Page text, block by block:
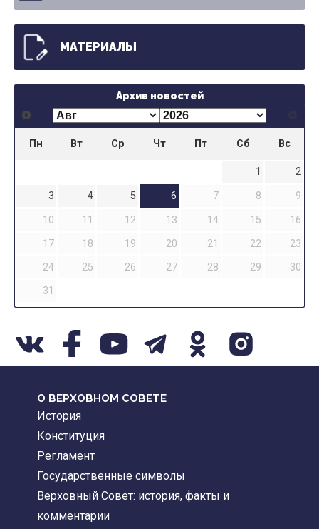
МАТЕРИАЛЫ
Архив новостей
Пн Вт Ср Чт Пт Сб Вс
1
2
3
4 5 6 7 8
9
10
11 12 13 14 15
16
17
18 19 20 21 22
23
24
25 26 27 28 29
30
31
О ВЕРХОВНОМ СОВЕТЕ
История
Конституция
Регламент
Государственные символы
Верховный Совет: история, факты и
комментарии